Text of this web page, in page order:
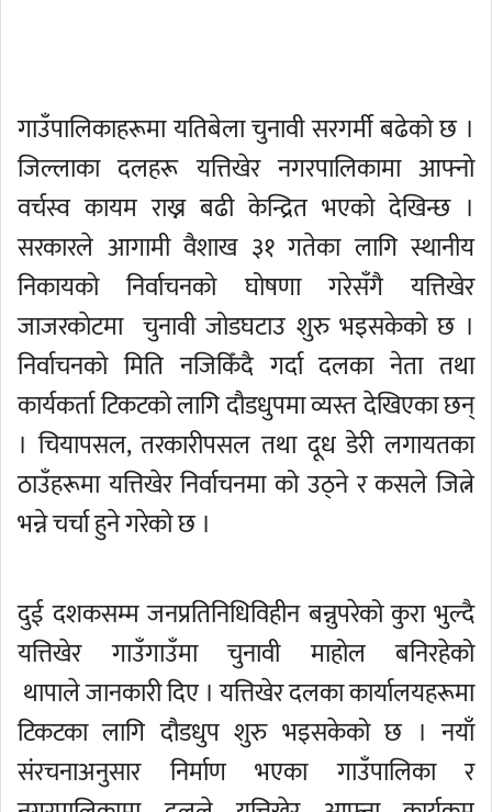
गाउँपालिकाहरूमा यतिबेला चुनावी सरगर्मी बढेको छ ।
जिल्लाका दलहरू यत्तिखेर नगरपालिकामा आफ्नो
वर्चस्व कायम राख्न बढी केन्द्रित भएको देखिन्छ ।
सरकारले आगामी वैशाख ३१ गतेका लागि स्थानीय
निकायको निर्वाचनको घोषणा गरेसँगै यत्तिखेर
जाजरकाेटमा चुनावी जोडघटाउ शुरु भइसकेको छ ।
निर्वाचनको मिति नजिकिँदै गर्दा दलका नेता तथा
कार्यकर्ता टिकटको लागि दौडधुपमा व्यस्त देखिएका छन्
। चियापसल, तरकारीपसल तथा दूध डेरी लगायतका
ठाउँहरूमा यत्तिखेर निर्वाचनमा को उठ्ने र कसले जित्ने
भन्ने चर्चा हुने गरेको छ ।
दुई दशकसम्म जनप्रतिनिधिविहीन बन्नुपरेको कुरा भुल्दै
यत्तिखेर गाउँगाउँमा चुनावी माहोल बनिरहेको
थापाले जानकारी दिए । यत्तिखेर दलका कार्यालयहरूमा
टिकटका लागि दौडधुप शुरु भइसकेको छ । नयाँ
संरचनाअनुसार निर्माण भएका गाउँपालिका र